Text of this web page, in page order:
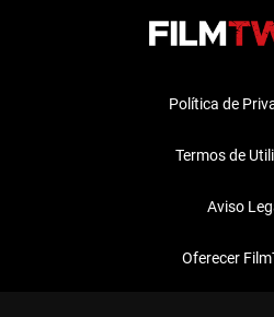
Política de
Termos de
Aviso
Oferecer